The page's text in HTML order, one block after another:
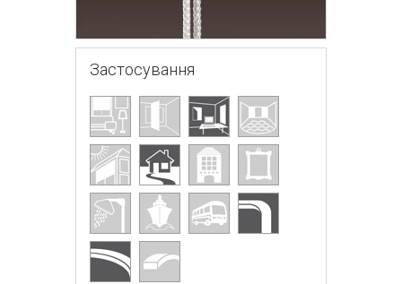
Застосування